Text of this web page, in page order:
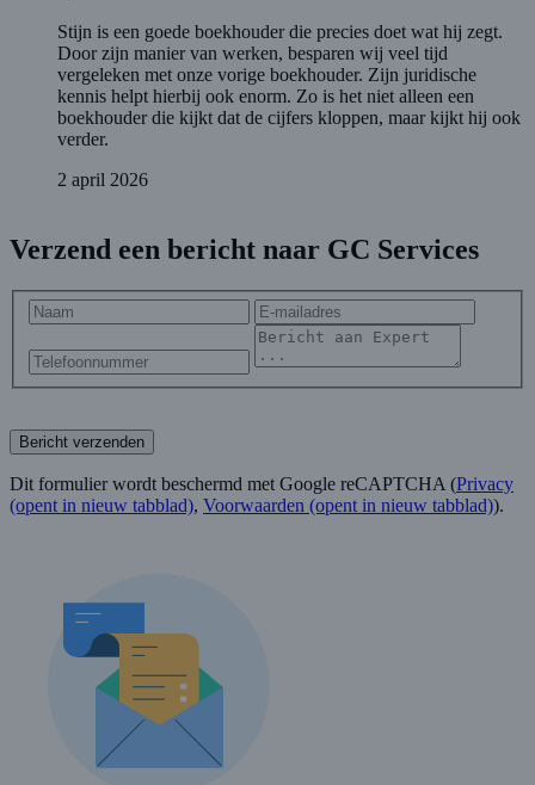
Stijn is een goede boekhouder die precies doet wat hij zegt.
Door zijn manier van werken, besparen wij veel tijd
vergeleken met onze vorige boekhouder. Zijn juridische
kennis helpt hierbij ook enorm. Zo is het niet alleen een
boekhouder die kijkt dat de cijfers kloppen, maar kijkt hij ook
verder.
2 april 2026
Verzend een bericht naar GC Services
Bericht verzenden
Dit formulier wordt beschermd met Google reCAPTCHA (Privacy
(opent in nieuw tabblad), Voorwaarden (opent in nieuw tabblad)).